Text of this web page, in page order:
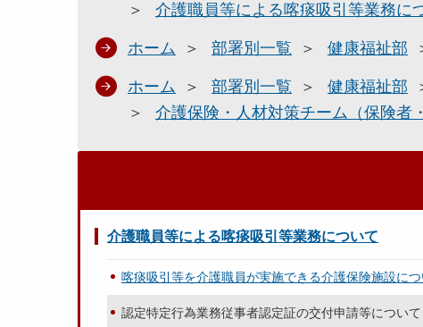
介護職員等による喀痰吸引等業務に
ホーム 部署別一覧 健康福祉部
ホーム 部署別一覧 健康福祉部
介護保険・人材対策チーム（保険者
介護職員等による喀痰吸引等業務について
喀痰吸引等を介護職員が実施できる介護保険施設につ
認定特定行為業務従事者認定証の交付申請等について